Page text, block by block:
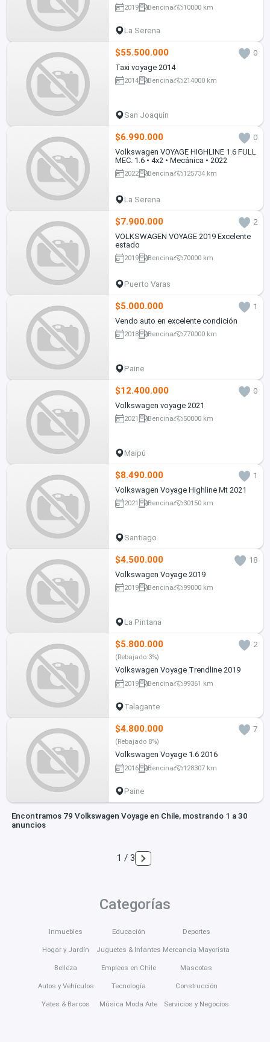
2019 Bencina 10000 km
La Serena
$55.500.000
0
Taxi voyage 2014
2014 Bencina 214000 km
San Joaquín
$6.990.000
0
Volkswagen VOYAGE HIGHLINE 1.6 FULL
MEC. 1.6 • 4x2 • Mecánica • 2022
2022 Bencina 125734 km
La Serena
$7.900.000
2
VOLKSWAGEN VOYAGE 2019 Excelente
estado
2019 Bencina 70000 km
Puerto Varas
$5.000.000
1
Vendo auto en excelente condición
2018 Bencina 770000 km
Paine
$12.400.000
0
Volkswagen voyage 2021
2021 Bencina 50000 km
Maipú
$8.490.000
1
Volkswagen Voyage Highline Mt 2021
2021 Bencina 30150 km
Santiago
$4.500.000
18
Volkswagen Voyage 2019
2019 Bencina 99000 km
La Pintana
$5.800.000 2
(Rebajado 3%)
Volkswagen Voyage Trendline 2019
2019 Bencina 99361 km
Talagante
$4.800.000 7
(Rebajado 8%)
Volkswagen Voyage 1.6 2016
2016 Bencina 128307 km
Paine
Encontramos 79 Volkswagen Voyage en Chile, mostrando 1 a 30
anuncios
1 / 3
Categorías
Inmuebles
Hogar y Jardín
Belleza
Autos y Vehículos
Yates & Barcos
Educación
Juguetes & Infantes
Empleos en Chile
Tecnología
Música Moda Arte
Deportes
Mercancía Mayorista
Mascotas
Construcción
Servicios y Negocios